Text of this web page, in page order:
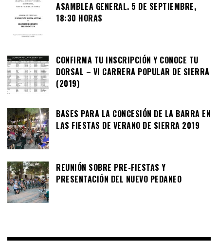
ASAMBLEA GENERAL. 5 DE SEPTIEMBRE,
18:30 HORAS
CONFIRMA TU INSCRIPCIÓN Y CONOCE TU
DORSAL – VI CARRERA POPULAR DE SIERRA
(2019)
BASES PARA LA CONCESIÓN DE LA BARRA EN
LAS FIESTAS DE VERANO DE SIERRA 2019
REUNIÓN SOBRE PRE-FIESTAS Y
PRESENTACIÓN DEL NUEVO PEDANEO